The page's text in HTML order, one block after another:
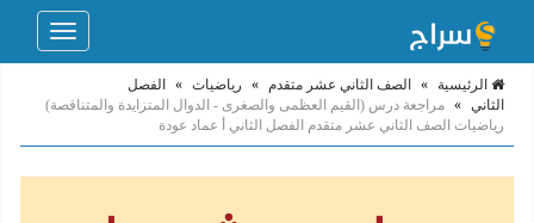
Toggle
الرئيسية » الصف الثاني عشر متقدم » رياضيات »
الفصل
الثاني » مراجعة درس (القيم العظمى والصغرى - الدوال المتزايدة والمتناقصة)
رياضيات الصف الثاني عشر متقدم الفصل الثاني أ عماد عودة